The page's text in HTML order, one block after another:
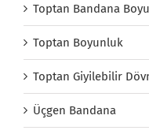
Toptan Bandana
Toptan Boyunluk
Toptan Giyilebilir
Üçgen Bandana